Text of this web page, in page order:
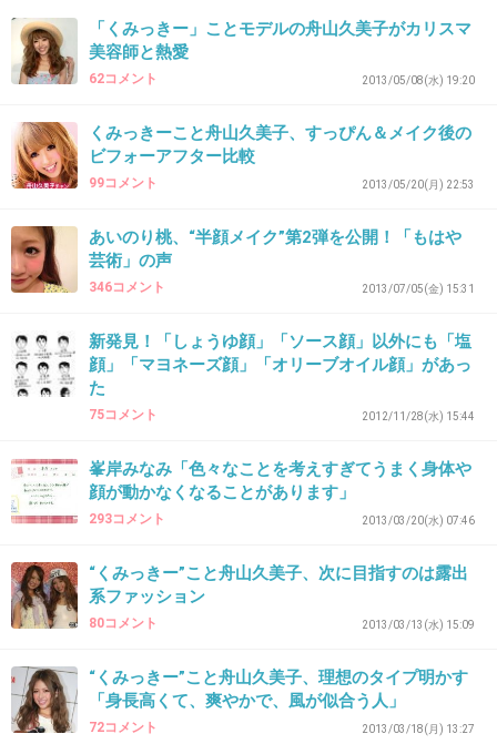
27. 匿名2013/07/30(火) 22:59:13
+113 -11
28. 匿名 2013/07/30(火) 22:59:17
これからすっぴん公開じゃなく、半顔メイク公
+55 -4
ポップティーンのモデル、顔の見分けがつかな
いww
+81 -13
修正入ってるから半顔メイク意味ないとおもい
ます
「くみっきー」ことモデルの舟山久美子がカリスマ
美容師と熱愛
62コメント 2013/05/08(水) 19:20
くみっきーこと舟山久美子、すっぴん＆メイク後の
ビフォーアフター比較
99コメント 2013/05/20(月) 22:53
あいのり桃、“半顔メイク”第2弾を公開！「もはや
芸術」の声
346コメント 2013/07/05(金) 15:31
新発見！「しょうゆ顔」「ソース顔」以外にも「塩
顔」「マヨネーズ顔」「オリーブオイル顔」があっ
た
75コメント 2012/11/28(水) 15:44
峯岸みなみ「色々なことを考えすぎてうまく身体や
顔が動かなくなることがあります」
293コメント 2013/03/20(水) 07:46
“くみっきー”こと舟山久美子、次に目指すのは露出
系ファッション
80コメント 2013/03/13(水) 15:09
“くみっきー”こと舟山久美子、理想のタイプ明かす
「身長高くて、爽やかで、風が似合う人」
72コメント 2013/03/18(月) 13:27